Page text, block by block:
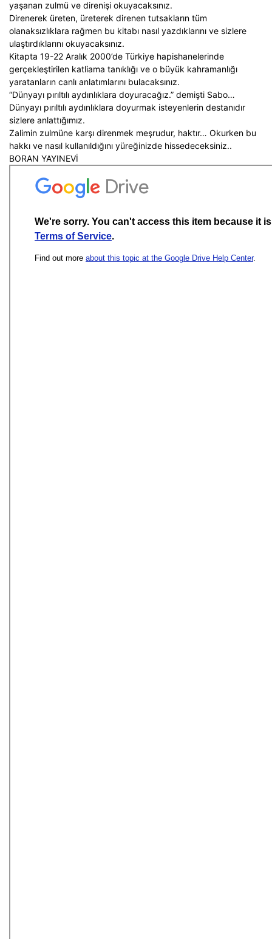
yaşanan zulmü ve direnişi okuyacaksınız.
Direnerek üreten, üreterek direnen tutsakların tüm
olanaksızlıklara rağmen bu kitabı nasıl yazdıklarını ve sizlere
ulaştırdıklarını okuyacaksınız.
Kitapta 19-22 Aralık 2000’de Türkiye hapishanelerinde
gerçekleştirilen katliama tanıklığı ve o büyük kahramanlığı
yaratanların canlı anlatımlarını bulacaksınız.
“Dünyayı pırıltılı aydınlıklara doyuracağız.” demişti Sabo…
Dünyayı pırıltılı aydınlıklara doyurmak isteyenlerin destanıdır
sizlere anlattığımız.
Zalimin zulmüne karşı direnmek meşrudur, haktır… Okurken bu
hakkı ve nasıl kullanıldığını yüreğinizde hissedeceksiniz..
BORAN YAYINEVİ